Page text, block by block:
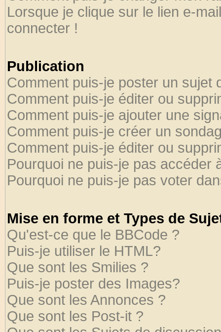
Lorsque je clique sur le lien e-
connecter !
Publication
Comment puis-je poster un sujet
Comment puis-je éditer ou
Comment puis-je ajouter une
Comment puis-je créer un
Comment puis-je éditer ou
Pourquoi ne puis-je pas accéder
Pourquoi ne puis-je pas voter
Mise en forme et Types de
Qu'est-ce que le BBCode ?
Puis-je utiliser le HTML?
Que sont les Smilies ?
Puis-je poster des Images?
Que sont les Annonces ?
Que sont les Post-it ?